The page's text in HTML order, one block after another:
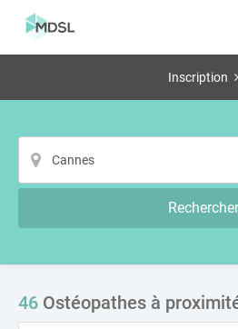
Inscription
Rechercher
46 Ostéopathes à